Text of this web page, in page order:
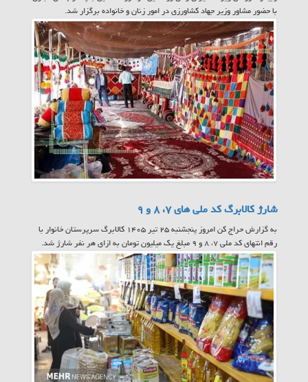
با حضور مشاور وزیر جهاد کشاورزی در امور زنان و خانواده برگزار شد.
شارژ کالابرگ کد ملی های ۷، ۸ و ۹
به گزارش حراج کن امروز پنجشنبه ۲۵ تیر ۱۴۰۵ کالابرگ سرپرستان خانوار با
رقم انتهای کد ملی ۷، ۸ و ۹ مبلغ یک میلیون تومان به ازای هر نفر شارژ شد.